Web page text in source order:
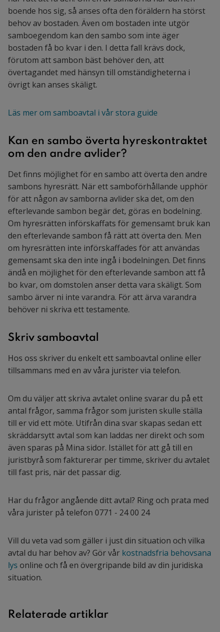
boende hos sig, så anses ofta den föräldern ha störst
behov av bostaden. Även om bostaden inte utgör
samboegendom kan den sambo som inte äger
bostaden få bo kvar i den. I detta fall krävs dock,
förutom att sambon bäst behöver den, att
övertagandet med hänsyn till omständigheterna i
övrigt kan anses skäligt.
Läs mer om samboavtal i vår stora guide
Kan en sambo överta hyreskontraktet
om den andre avlider?
Det finns möjlighet för en sambo att överta den andre
sambons hyresrätt. När ett samboförhållande upphör
för att någon av samborna avlider ska det, om den
efterlevande sambon begär det, göras en bodelning.
Om hyresrätten införskaffats för gemensamt bruk kan
den efterlevande sambon få rätt att överta den. Men
om hyresrätten inte införskaffades för att användas
gemensamt ska den inte ingå i bodelningen. Det finns
ändå en möjlighet för den efterlevande sambon att få
bo kvar, om domstolen anser detta vara skäligt. Som
sambo ärver ni inte varandra. För att ärva varandra
behöver ni skriva ett testamente.
Skriv samboavtal
Hos oss skriver du enkelt ett samboavtal online eller
tillsammans med en av våra jurister via telefon.
Om du väljer att skriva avtalet online svarar du på ett
antal frågor, samma frågor som juristen skulle ställa
till er vid ett möte. Utifrån dina svar skapas sedan ett
skräddarsytt avtal som kan laddas ner direkt och som
även sparas på Mina sidor. Istället för att gå till en
juristbyrå som fakturerar per timme, skriver du avtalet
till fast pris, när det passar dig.
Har du frågor angående ditt avtal? Ring och prata med
våra jurister på telefon 0771 - 24 00 24
Vill du veta vad som gäller i just din situation och vilka
avtal du har behov av? Gör vår kostnadsfria behovsana
lys online och få en övergripande bild av din juridiska
situation.
Relaterade artiklar